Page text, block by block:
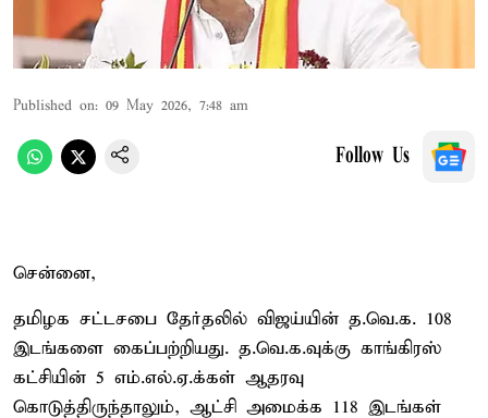
Published on: 09 May 2026, 7:48 am
Follow Us
சென்னை,
தமிழக சட்டசபை தேர்தலில் விஜய்யின் த.வெ.க. 108
இடங்களை கைப்பற்றியது. த.வெ.க.வுக்கு காங்கிரஸ்
கட்சியின் 5 எம்.எல்.ஏ.க்கள் ஆதரவு
கொடுத்திருந்தாலும், ஆட்சி அமைக்க 118 இடங்கள்